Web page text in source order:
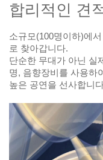
합리적인 견
소규모(100명이하)에
로 찾아갑니다.
단순한 무대가 아닌 실
명, 음향장비를 사용하
높은 공연을 선사합니